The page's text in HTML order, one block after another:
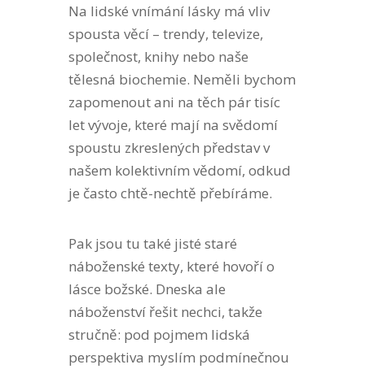
Na lidské vnímání lásky má vliv
spousta věcí – trendy, televize,
společnost, knihy nebo naše
tělesná biochemie. Neměli bychom
zapomenout ani na těch pár tisíc
let vývoje, které mají na svědomí
spoustu zkreslených představ v
našem kolektivním vědomí, odkud
je často chtě-nechtě přebíráme.
Pak jsou tu také jisté staré
náboženské texty, které hovoří o
lásce božské. Dneska ale
náboženství řešit nechci, takže
stručně: pod pojmem lidská
perspektiva myslím podmínečnou